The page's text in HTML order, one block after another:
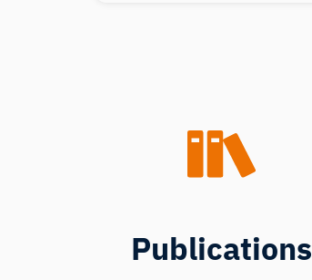
Publications